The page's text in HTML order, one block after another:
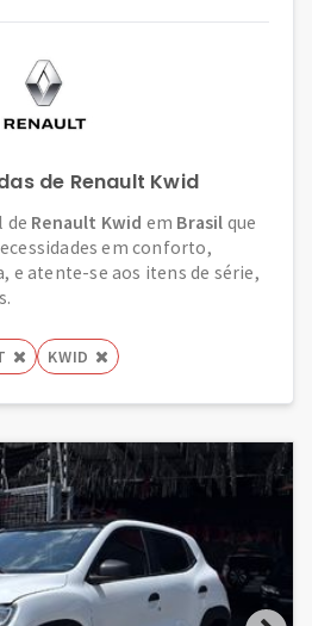
de Renault Kwid
de Renault Kwid em Brasil que
em conforto,
e atente-se aos itens de série,
KWID